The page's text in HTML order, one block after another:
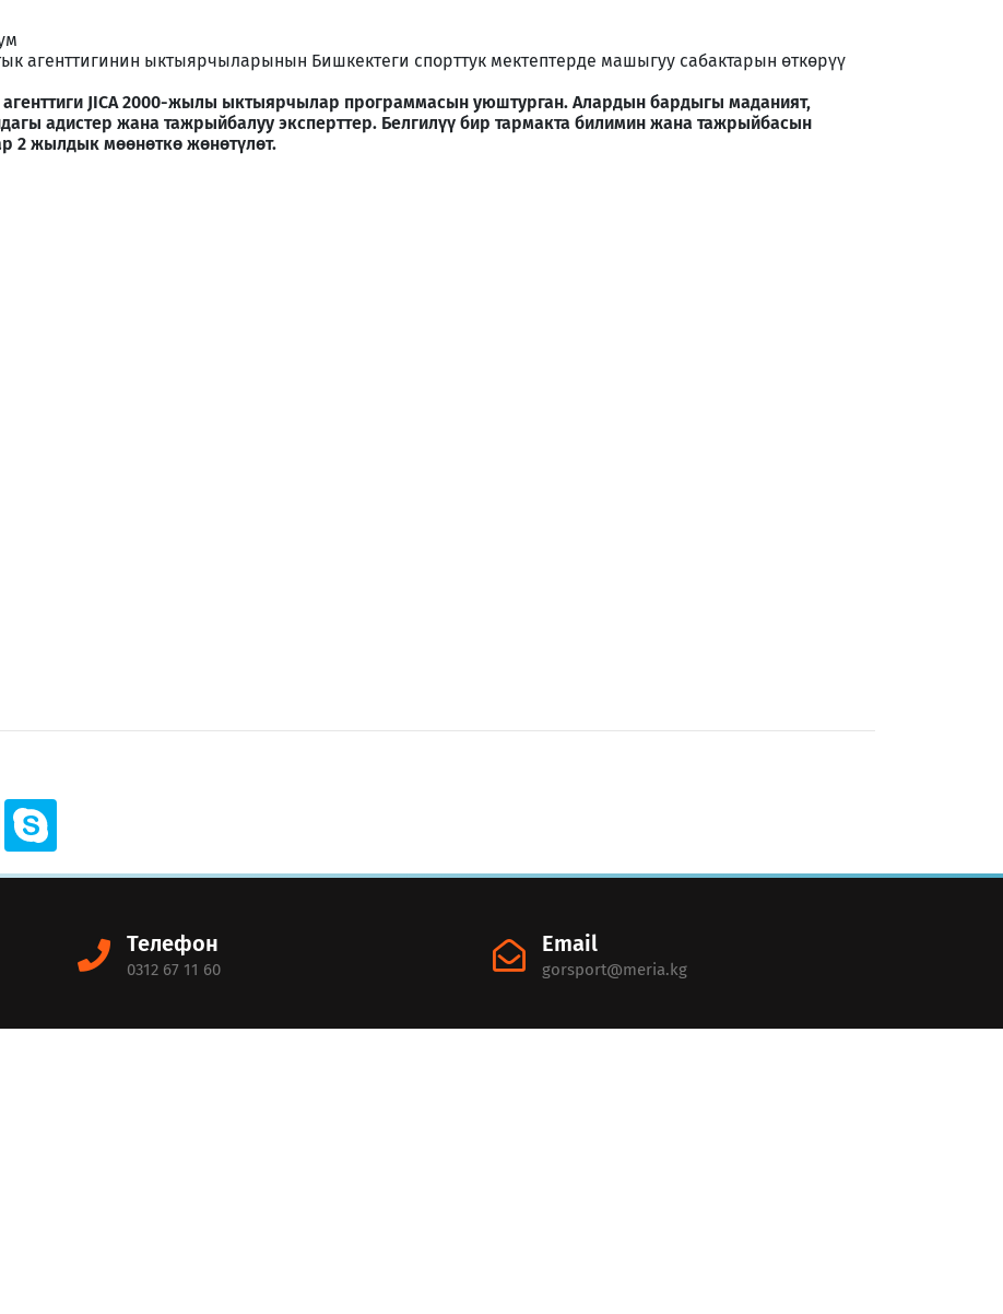
агенттигинин ыктыярчыларынын Бишкектеги спорттук мектептерде машыгуу сабактарын өткөрүү
JICA 2000-жылы ыктыярчылар программасын уюштурган. Алардын бардыгы маданият,
адистер жана тажрыйбалуу эксперттер. Белгилүү бир тармакта билимин жана тажрыйбасын
2 жылдык мөөнөткө жөнөтүлөт.
Телефон
0312 67 11 60
Email
gorsport@meria.kg